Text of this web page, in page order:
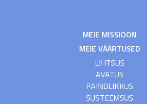
MEIE MISSIOON
MEIE VÄÄRTUSED
LIHTSUS
AVATUS
PAINDLIKKUS
SÜSTEEMSUS